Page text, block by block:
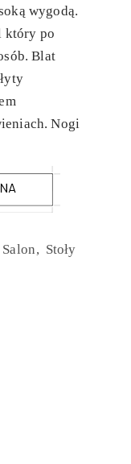
wygodą.
który po
Blat
Nogi
Salon Stoły